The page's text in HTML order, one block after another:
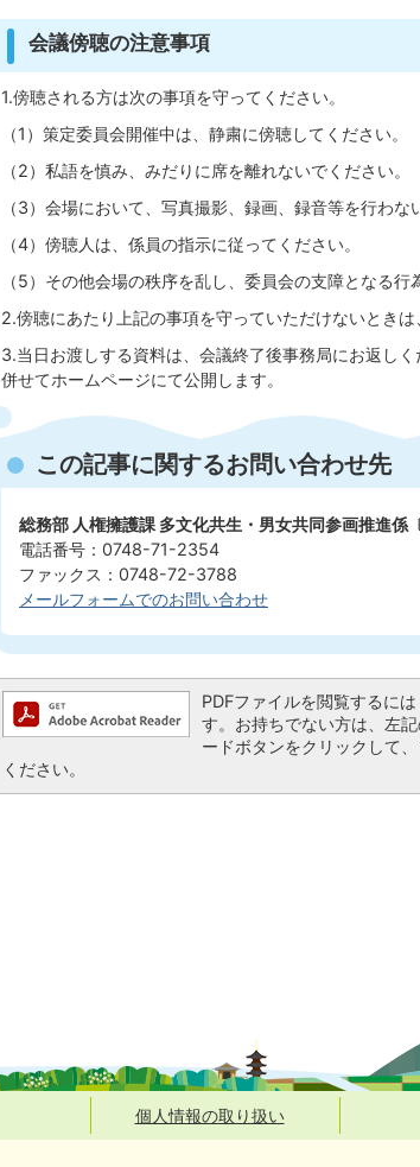
会議傍聴の注意事項
1.傍聴される方は次の事項を守ってください。
（1）策定委員会開催中は、静粛に傍聴してください。
（2）私語を慎み、みだりに席を離れないでください。
（3）会場において、写真撮影、録画、録音等を行わな
（4）傍聴人は、係員の指示に従ってください。
（5）その他会場の秩序を乱し、委員会の支障となる行
2.傍聴にあたり上記の事項を守っていただけないときは
3.当日お渡しする資料は、会議終了後事務局にお返し
併せてホームページにて公開します。
この記事に関するお問い合わせ先
総務部 人権擁護課 多文化共生・男女共同参画推進係
電話番号：0748-71-2354
ファックス：0748-72-3788
メールフォームでのお問い合わせ
PDFファイルを閲覧するに
す。お持ちでない方は、左
ードボタンをクリックして
ください。
個人情報の取り扱い